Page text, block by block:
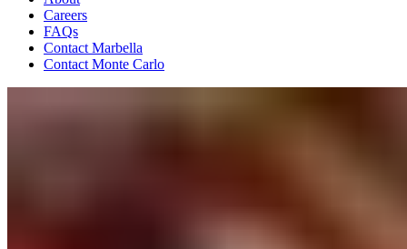
Careers
FAQs
Contact Marbella
Contact Monte Carlo